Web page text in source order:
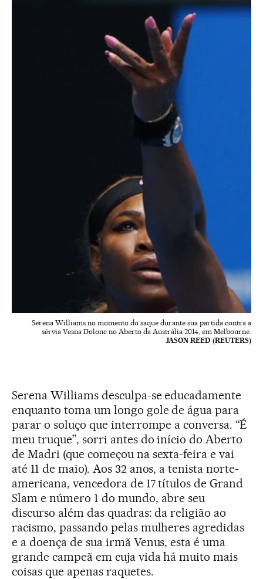
Serena Williams no momento do saque durante sua partida contra a
sérvia Vesna Dolonc no Aberto da Austrália 2014, em Melbourne.
JASON REED (REUTERS)
Serena Williams desculpa-se educadamente
enquanto toma um longo gole de água para
parar o soluço que interrompe a conversa. “É
meu truque”, sorri antes do início do Aberto
de Madri (que começou na sexta-feira e vai
até 11 de maio). Aos 32 anos, a tenista norte-
americana, vencedora de 17 títulos de Grand
Slam e número 1 do mundo, abre seu
discurso além das quadras: da religião ao
racismo, passando pelas mulheres agredidas
e a doença de sua irmã Venus, esta é uma
grande campeã em cuja vida há muito mais
coisas que apenas raquetes.